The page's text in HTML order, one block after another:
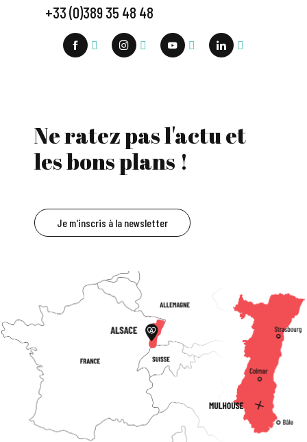
+33 (0)389 35 48 48
Ne ratez pas l'actu et
les bons plans !
Je m'inscris à la newsletter